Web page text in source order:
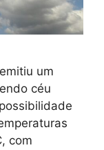
um
céu
com